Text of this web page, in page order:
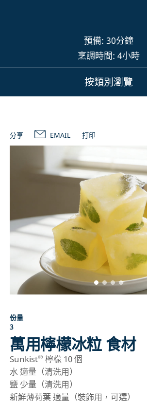
預備: 30分鐘
烹調時間: 4小時
分享 EMAIL 打印
份量
3
萬用檸檬冰粒 食材
Sunkist® 檸檬 10 個
水 適量（清洗用）
鹽 少量（清洗用）
新鮮薄荷葉 適量（裝飾用，可選）
按類別瀏覽